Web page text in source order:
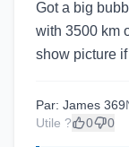
Got a big
with 3500 km
show picture
Par: James 369
Utile ?
0 0